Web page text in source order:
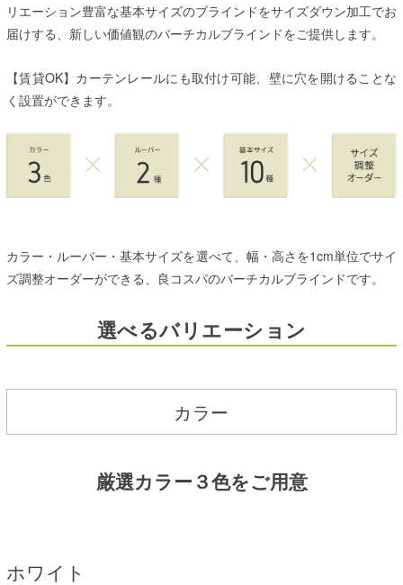
リエーション豊富な基本サイズのブラインドをサイズダウン加工でお
届けする、新しい価値観のバーチカルブラインドをご提供します。
【賃貸OK】カーテンレールにも取付け可能、壁に穴を開けることな
く設置ができます。
カラー・ルーバー・基本サイズを選べて、幅・高さを1cm単位でサイ
ズ調整オーダーができる、良コスパのバーチカルブラインドです。
選べるバリエーション
カラー
厳選カラー３色をご用意
ホワイト